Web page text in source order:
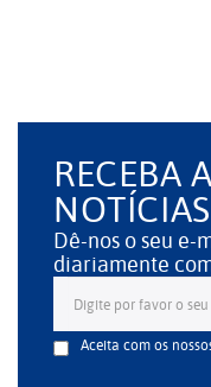
RECEBA
Dê-nos o seu
diariamente
Aceita com os